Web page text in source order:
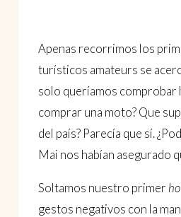
Apenas recorrimos los
turísticos amateurs se
solo queríamos comprobar
comprar una moto? Que
del país? Parecía que sí.
Mai nos habían asegurado
Soltamos nuestro primer
gestos negativos con la